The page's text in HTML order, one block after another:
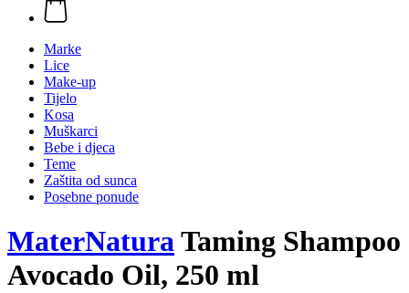
Marke
Lice
Make-up
Tijelo
Kosa
Muškarci
Bebe i djeca
Teme
Zaštita od sunca
Posebne ponude
MaterNaturaTaming Shampoo
Avocado Oil, 250 ml